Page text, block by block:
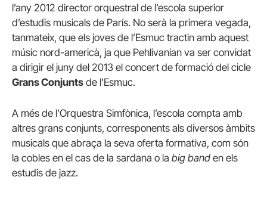
l’any 2012 director orquestral de l’escola superior
d’estudis musicals de París. No serà la primera vegada,
tanmateix, que els joves de l’Esmuc tractin amb aquest
músic nord-americà, ja que Pehlivanian va ser convidat
a dirigir el juny del 2013 el concert de formació del cicle
Grans Conjunts de l’Esmuc.
A més de l’Orquestra Simfònica, l’escola compta amb
altres grans conjunts, corresponents als diversos àmbits
musicals que abraça la seva oferta formativa, com són
la cobles en el cas de la sardana o la big band en els
estudis de jazz.